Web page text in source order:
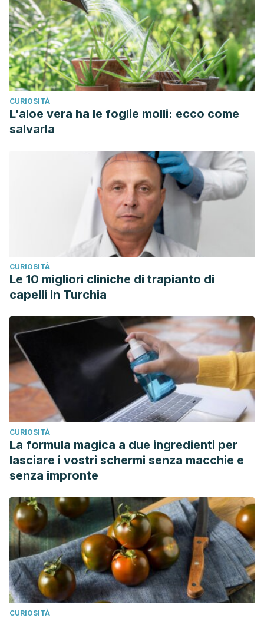
CURIOSITÀ
L'aloe vera ha le foglie molli: ecco come
salvarla
CURIOSITÀ
Le 10 migliori cliniche di trapianto di
capelli in Turchia
CURIOSITÀ
La formula magica a due ingredienti per
lasciare i vostri schermi senza macchie e
senza impronte
CURIOSITÀ